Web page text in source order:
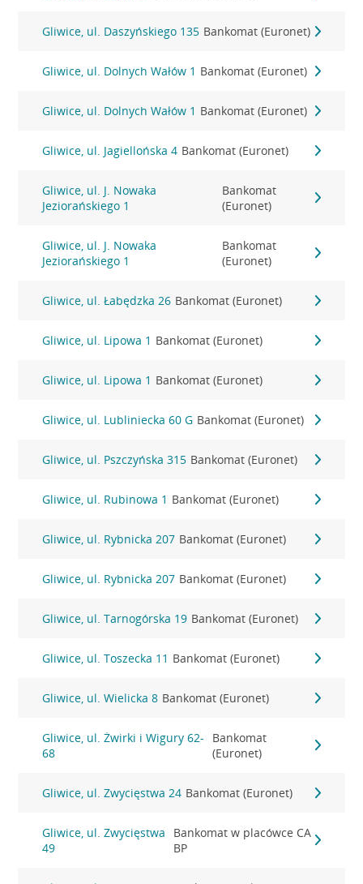
Gliwice, ul. Daszyńskiego 135 Bankomat (Euronet)
Gliwice, ul. Dolnych Wałów 1 Bankomat (Euronet)
Gliwice, ul. Dolnych Wałów 1 Bankomat (Euronet)
Gliwice, ul. Jagiellońska 4 Bankomat (Euronet)
Gliwice, ul. J. Nowaka
Jeziorańskiego 1
Bankomat
(Euronet)
Gliwice, ul. J. Nowaka
Jeziorańskiego 1
Bankomat
(Euronet)
Gliwice, ul. Łabędzka 26 Bankomat (Euronet)
Gliwice, ul. Lipowa 1 Bankomat (Euronet)
Gliwice, ul. Lipowa 1 Bankomat (Euronet)
Gliwice, ul. Lubliniecka 60 G Bankomat (Euronet)
Gliwice, ul. Pszczyńska 315 Bankomat (Euronet)
Gliwice, ul. Rubinowa 1 Bankomat (Euronet)
Gliwice, ul. Rybnicka 207 Bankomat (Euronet)
Gliwice, ul. Rybnicka 207 Bankomat (Euronet)
Gliwice, ul. Tarnogórska 19 Bankomat (Euronet)
Gliwice, ul. Toszecka 11 Bankomat (Euronet)
Gliwice, ul. Wielicka 8 Bankomat (Euronet)
Gliwice, ul. Żwirki i Wigury 62-
68
Bankomat
(Euronet)
Gliwice, ul. Zwycięstwa 24 Bankomat (Euronet)
Gliwice, ul. Zwycięstwa
49
Bankomat w placówce CA
BP